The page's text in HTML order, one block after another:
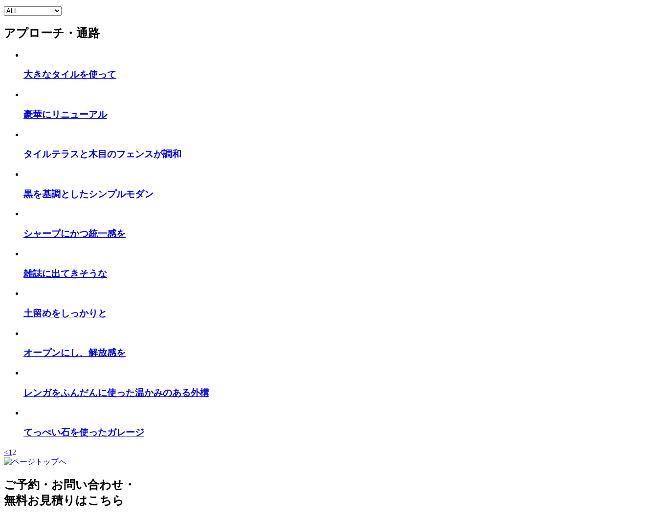
アプローチ・通路
大きなタイルを使って
豪華にリニューアル
タイルテラスと木目のフェンスが調和
黒を基調としたシンプルモダン
シャープにかつ統一感を
雑誌に出てきそうな
土留めをしっかりと
オープンにし、解放感を
レンガをふんだんに使った温かみのある外構
てっぺい石を使ったガレージ
<1 2
ご予約・お問い合わせ・
無料お見積りはこちら